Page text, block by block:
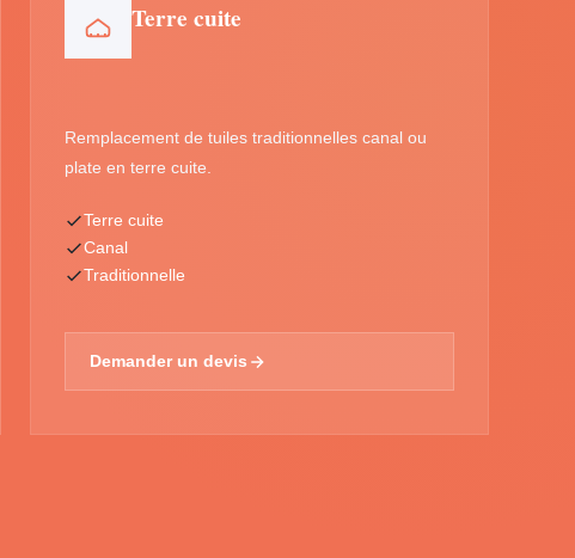
Terre cuite
Remplacement de tuiles traditionnelles canal ou
plate en terre cuite.
Terre cuite
Canal
Traditionnelle
Demander un devis